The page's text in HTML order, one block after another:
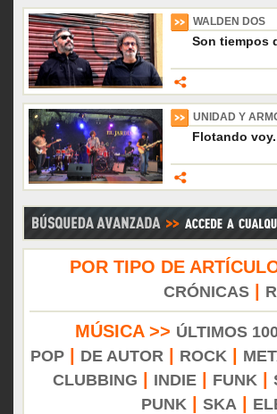
WALDEN DOS
Son tiempos
UNIDAD Y
Flotando
POR TIPO DE
CRÓNICAS|
MÚSICA >> ÚLTIMOS
POP| DE AUTOR ROCK
CLUBBING
INDIE| FUNK
PUNK
SKA